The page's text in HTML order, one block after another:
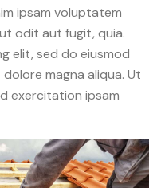
ipsam voluptatem
odit aut fugit, quia.
elit, sed do eiusmod
magna aliqua. Ut
exercitation ipsam